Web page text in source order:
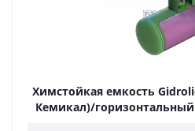
Химстойкая емкость
Кемикал)/